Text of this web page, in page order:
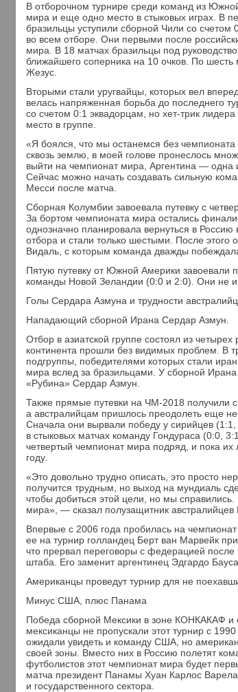
В отборочном турнире среди команд из
мира и еще одно место в стыковых играх. В
бразильцы уступили сборной Чили со
во всем отборе. Они первыми после
мира. В 18 матчах бразильцы под
ближайшего соперника на 10 очков. По
Жезус.
Вторыми стали уругвайцы, которых вел
велась напряженная борьба до последнего
со счетом 0:1 эквадорцам, но хет-трик
место в группе.
«Я боялся, что мы останемся без чемпионата
сквозь землю, в моей голове пронеслось
выйти на чемпионат мира, Аргентина —
Сейчас можно начать создавать сильную
Месси после матча.
Сборная Колумбии завоевала путевку с
За бортом чемпионата мира остались
однозначно планировала вернуться в
отбора и стали только шестыми. После этого
Видаль, с которым команда дважды
Пятую путевку от Южной Америки завоевали
команды Новой Зеландии (0:0 и 2:0). Они не
Голы Сердара Азмуна и трудности
Нападающий сборной Ирана Сердар Азмун.
Отбор в азиатской группе состоял из
континента прошли без видимых проблем. В
подгруппы, победителями которых стали
мира вслед за бразильцами. У сборной
«Рубина» Сердар Азмун.
Также прямые путевки на ЧМ-2018 получили
а австралийцам пришлось преодолеть еще
Сначала они вырвали победу у сирийцев
в стыковых матчах команду Гондураса (0:0,
четвертый чемпионат мира подряд, и пока
году.
«Это довольно трудно описать, это просто
получится трудным, но выход на мундиаль
чтобы добиться этой цели, но мы
мира», — сказал полузащитник
Впервые с 2006 года пробилась на
ее на турнир голландец Берт ван Марвейк
что прервал переговоры с федерацией после
штаба. Его заменит аргентинец Эдгардо
Американцы проведут турнир для не
Минус США, плюс Панама
Победа сборной Мексики в зоне КОНКАКАФ и
мексиканцы не пропускали этот турнир с
ожидали увидеть и команду США, но
своей зоны. Вместо них в Россию полетят
футболистов этот чемпионат мира будет
матча президент Панамы Хуан Карлос
и государственного сектора.